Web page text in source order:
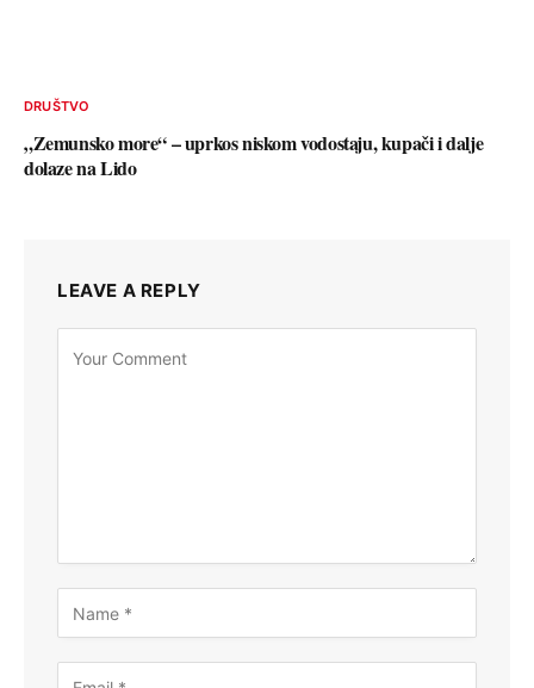
DRUŠTVO
„Zemunsko more“ – uprkos niskom vodostaju, kupači i dalje
dolaze na Lido
LEAVE A REPLY